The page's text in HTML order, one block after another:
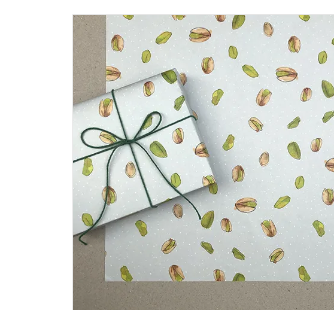
オリジナル包装紙
（A3相当サイズ）
【大判サイズ】オリジナル包装紙
ネパールの手漉き包装紙
インドのハンドプリントコットン
ペーパー
ボタニカルダブルサイド包装紙 韓国のデザインペーパー